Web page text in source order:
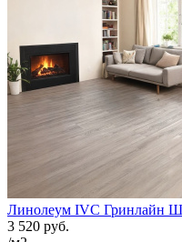
Линолеум IVC Гринлайн
3 520 руб.